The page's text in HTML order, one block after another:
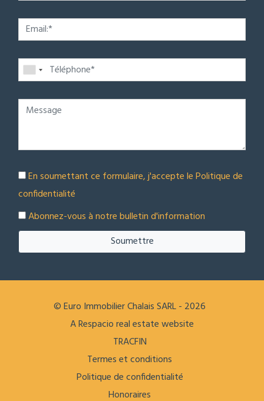
En soumettant ce formulaire, j'accepte lePolitique de
confidentialité
Abonnez-vous à notre bulletin d'information
Soumettre
© Euro Immobilier Chalais SARL - 2026
A Respacio real estate website
TRACFIN
Termes et conditions
Politique de confidentialité
Honoraires